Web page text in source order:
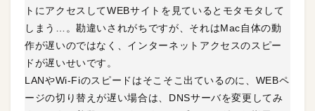
トにアクセスしてWEBサイトを見ているとモタモタして
しまう…。勘違いされがちですが、それはMac自体の動
作が遅いのではなく、インターネットアクセスのスピー
ドが遅いせいです。
LANやWi-Fiのスピードはそこそこ出ているのに、WEBペ
ージの切り替えが遅い場合は、DNSサーバを変更してみ